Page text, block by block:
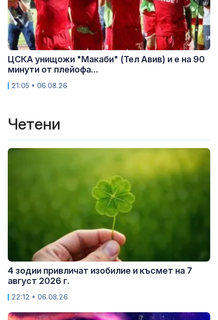
ЦСКА унищожи "Макаби" (Тел Авив) и е на 90
минути от плейофа...
21:05 • 06.08.26
Четени
4 зодии привличат изобилие и късмет на 7
август 2026 г.
22:12 • 06.08.26